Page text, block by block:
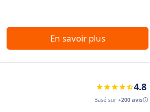
En savoir plus
4.8
Basé sur +200 avis